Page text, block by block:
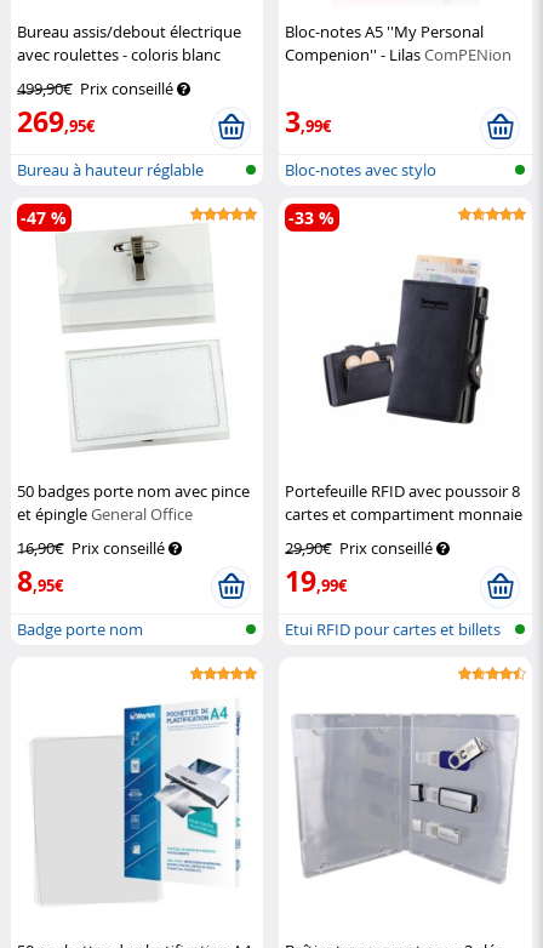
Bureau assis/debout électrique
avec roulettes - coloris blanc
499,90€ Prix conseillé
269,95€
Bureau à hauteur réglable
Bloc-notes A5 ''My Personal
Compenion'' - LilasComPENion
3,99€
Bloc-notes avec stylo
50 badges porte nom avec pince
et épingleGeneral Office
16,90€ Prix conseillé
8,95€
-47 %
Badge porte nom
Portefeuille RFID avec poussoir 8
cartes et compartiment monnaie
29,90€ Prix conseillé
19,99€
-33 %
Etui RFID pour cartes et billets